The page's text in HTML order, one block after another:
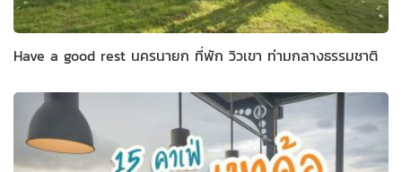
Have a good rest นครนายก ที่พัก วิวเขา ท่ามกลางธรรมชาติ